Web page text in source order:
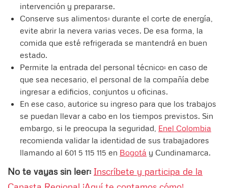
intervención y prepararse.
Conserve sus alimentos: durante el corte de energía,
evite abrir la nevera varias veces. De esa forma, la
comida que esté refrigerada se mantendrá en buen
estado.
Permite la entrada del personal técnico: en caso de
que sea necesario, el personal de la compañía debe
ingresar a edificios, conjuntos u oficinas.
En ese caso, autorice su ingreso para que los trabajos
se puedan llevar a cabo en los tiempos previstos. Sin
embargo, si le preocupa la seguridad, Enel Colombia
recomienda validar la identidad de sus trabajadores
llamando al 601 5 115 115 en Bogotá y Cundinamarca.
No te vayas sin leer: Inscríbete y participa de la